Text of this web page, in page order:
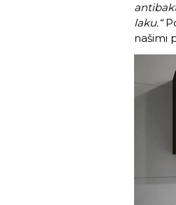
laku.“
našimi